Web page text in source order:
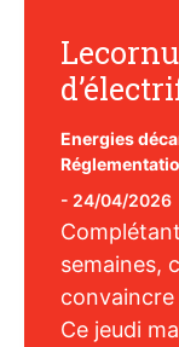
Energies
- 24/04/2026
semaines,
Ce jeudi